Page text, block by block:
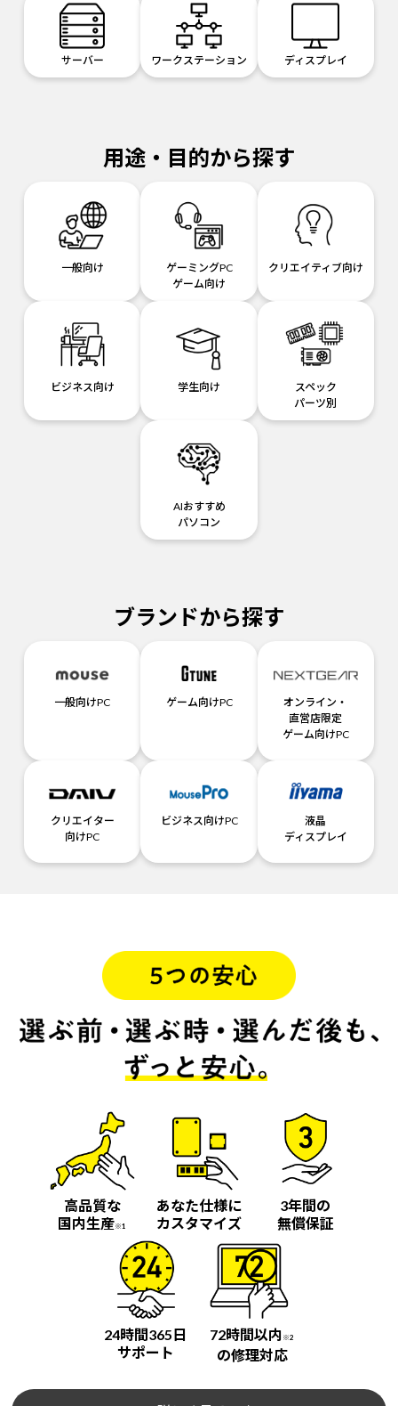
サーバー ワークステーション ディスプレイ
用途・目的から探す
一般向け
ゲーミングPC
ゲーム向け
クリエイティブ向け
ビジネス向け 学生向け
スペック
パーツ別
AIおすすめ
パソコン
ブランドから探す
一般向けPC ゲーム向けPC
オンライン・
直営店限定
ゲーム向けPC
クリエイター
向けPC
ビジネス向けPC
液晶
ディスプレイ
高品質な
国内生産※1
あなた仕様に
カスタマイズ
3年間の
無償保証
24時間365日
サポート
72時間以内 ※2
の修理対応